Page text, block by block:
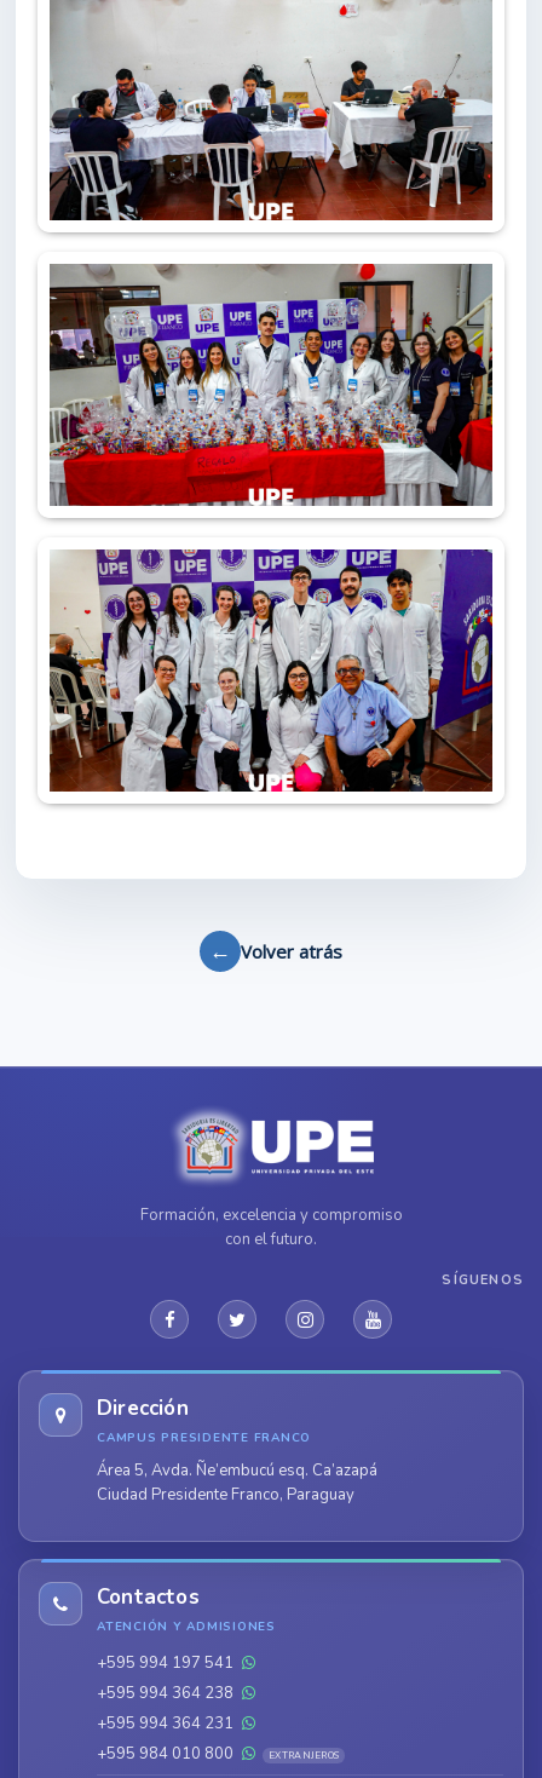
← Volver atrás
Formación, excelencia y compromiso
con el futuro.
SÍGUENOS
Dirección
CAMPUS PRESIDENTE FRANCO
Área 5, Avda. Ñe’embucú esq. Ca’azapá
Ciudad Presidente Franco, Paraguay
Contactos
ATENCIÓN Y ADMISIONES
+595 994 197 541
+595 994 364 238
+595 994 364 231
+595 984 010 800
EXTRANJEROS